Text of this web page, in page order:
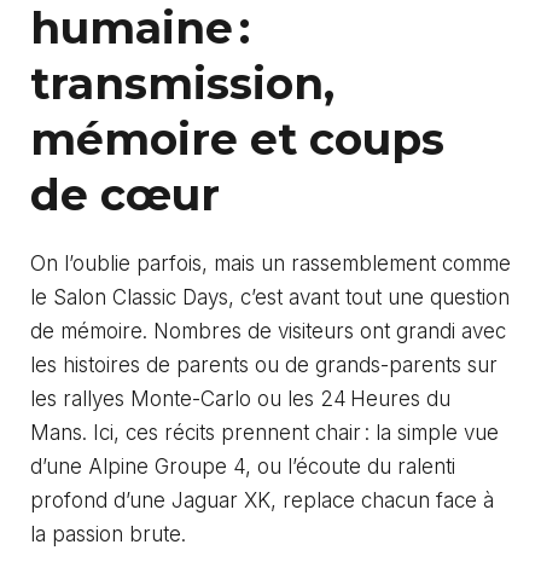
humaine :
transmission,
mémoire et coups
de cœur
On l’oublie parfois, mais un rassemblement comme
le Salon Classic Days, c’est avant tout une question
de mémoire. Nombres de visiteurs ont grandi avec
les histoires de parents ou de grands-parents sur
les rallyes Monte-Carlo ou les 24 Heures du
Mans. Ici, ces récits prennent chair : la simple vue
d’une Alpine Groupe 4, ou l’écoute du ralenti
profond d’une Jaguar XK, replace chacun face à
la passion brute.